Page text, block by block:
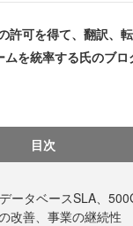
可を得て、翻訳、
を統率する氏のブ
目次
ータベースSLA、
改善、事業の継続性